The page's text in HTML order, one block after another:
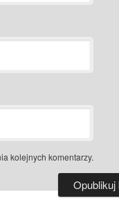
kolejnych komentarzy.